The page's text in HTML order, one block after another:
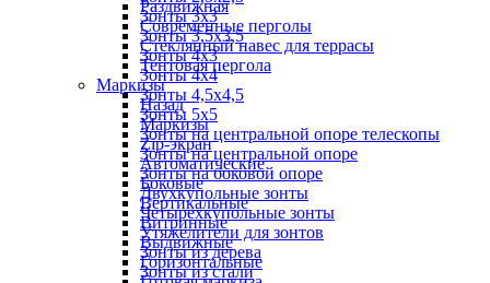
Зонты 3х3
Зонты 3,5х3,5
Зонты 4х3
Зонты 4х4
Зонты 4,5х4,5
Зонты 5х5
Зонты на центральной опоре телескопы
Зонты на центральной опоре
Зонты на боковой опоре
Двухкупольные зонты
Четырехкупольные зонты
Утяжелители для зонтов
Зонты из дерева
Зонты из стали
Раздвижная
Современные перголы
Стеклянный навес для террасы
Тентовая пергола
Маркизы
Назад
Маркизы
Zip-экран
Автоматические
Боковые
Вертикальные
Витринные
Выдвижные
Горизонтальные